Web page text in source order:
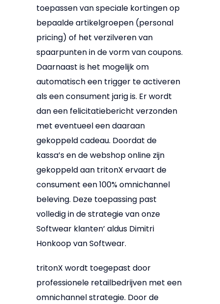
toepassen van speciale kortingen op
bepaalde artikelgroepen (personal
pricing) of het verzilveren van
spaarpunten in de vorm van coupons.
Daarnaast is het mogelijk om
automatisch een trigger te activeren
als een consument jarig is. Er wordt
dan een felicitatiebericht verzonden
met eventueel een daaraan
gekoppeld cadeau. Doordat de
kassa’s en de webshop online zijn
gekoppeld aan tritonX ervaart de
consument een 100% omnichannel
beleving. Deze toepassing past
volledig in de strategie van onze
Softwear klanten’ aldus Dimitri
Honkoop van Softwear.
tritonX wordt toegepast door
professionele retailbedrijven met een
omnichannel strategie. Door de